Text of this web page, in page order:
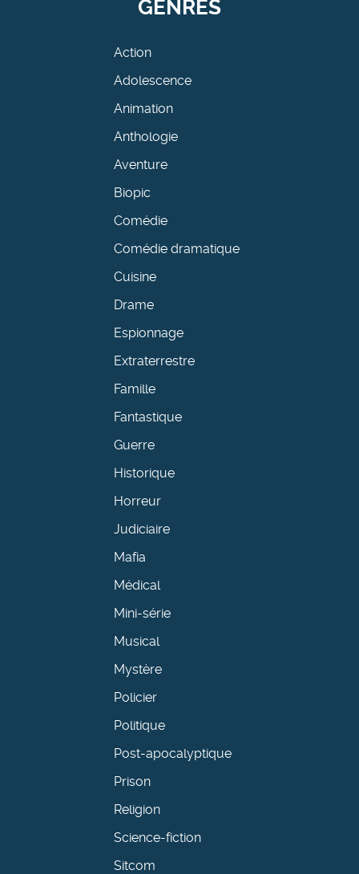
GENRES
Action
Adolescence
Animation
Anthologie
Aventure
Biopic
Comédie
Comédie dramatique
Cuisine
Drame
Espionnage
Extraterrestre
Famille
Fantastique
Guerre
Historique
Horreur
Judiciaire
Mafia
Médical
Mini-série
Musical
Mystère
Policier
Politique
Post-apocalyptique
Prison
Religion
Science-fiction
Sitcom